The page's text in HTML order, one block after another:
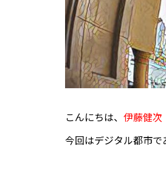
こんにちは、 伊藤健次
今回はデジタル都市で